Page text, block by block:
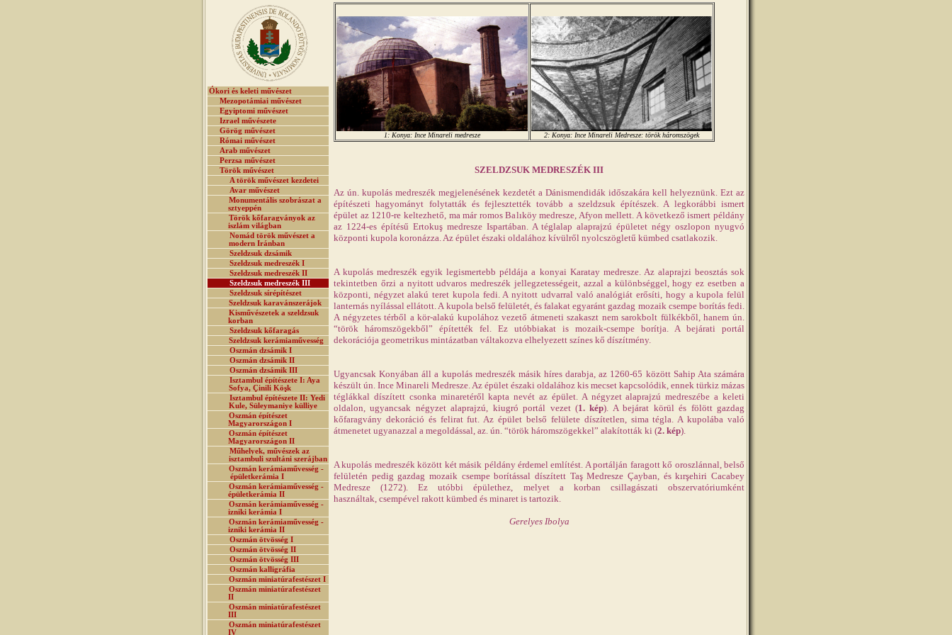
Ókori és keleti művészet
Mezopotámiai művészet
Egyiptomi művészet
Izrael művészete
Görög művészet
Római művészet
Arab művészet
Perzsa művészet
Török művészet
A török művészet kezdetei
Avar művészet
Monumentális szobrászat a
sztyeppén
Török kőfaragványok az
iszlám világban
Nomád török művészet a
modern Iránban
Szeldzsuk dzsámik
Szeldzsuk medreszék I
Szeldzsuk medreszék II
Szeldzsuk medreszék III
Szeldzsuk sírépítészet
Szeldzsuk karavánszerájok
Kisművészetek a szeldzsuk
korban
Szeldzsuk kőfaragás
Szeldzsuk kerámiaművesség
Oszmán dzsámik I
Oszmán dzsámik II
Oszmán dzsámik III
Isztambul építészete I: Aya
Sofya, Çinili Köşk
Isztambul építészete II: Yedi
Kule, Süleymaniye külliye
Oszmán építészet
Magyarországon I
Oszmán építészet
Magyarországon II
Műhelyek, művészek az
isztambuli szultáni szerájban
Oszmán kerámiaművesség -
épületkerámia I
Oszmán kerámiaművesség -
épületkerámia II
Oszmán kerámiaművesség -
izniki kerámia I
Oszmán kerámiaművesség -
izniki kerámia II
Oszmán ötvösség I
Oszmán ötvösség II
Oszmán ötvösség III
Oszmán kalligráfia
Oszmán miniatúrafestészet I
Oszmán miniatúrafestészet
II
Oszmán miniatúrafestészet
III
Oszmán miniatúrafestészet
IV
1: Konya: Ince Minareli medresze 2: Konya: Ince Minareli Medresze: török háromszögek
SZELDZSUK MEDRESZÉK III
Az ún. kupolás medreszék megjelenésének kezdetét a Dánismendidák időszakára kell helyeznünk. Ezt az
építészeti hagyományt folytatták és fejlesztették tovább a szeldzsuk építészek. A legkorábbi ismert
épület az 1210-re keltezhető, ma már romos Balıköy medresze, Afyon mellett. A következő ismert példány
az 1224-es építésű Ertokuş medresze Ispartában. A téglalap alaprajzú épületet négy oszlopon nyugvó
központi kupola koronázza. Az épület északi oldalához kívülről nyolcszögletű kümbed csatlakozik.
A kupolás medreszék egyik legismertebb példája a konyai Karatay medresze. Az alaprajzi beosztás sok
tekintetben őrzi a nyitott udvaros medreszék jellegzetességeit, azzal a különbséggel, hogy ez esetben a
központi, négyzet alakú teret kupola fedi. A nyitott udvarral való analógiát erősíti, hogy a kupola felül
lanternás nyílással ellátott. A kupola belső felületét, és falakat egyaránt gazdag mozaik csempe borítás fedi.
A négyzetes térből a kör-alakú kupolához vezető átmeneti szakaszt nem sarokbolt fülkékből, hanem ún.
“török háromszögekből” építették fel. Ez utóbbiakat is mozaik-csempe borítja. A bejárati portál
dekorációja geometrikus mintázatban váltakozva elhelyezett színes kő díszítmény.
Ugyancsak Konyában áll a kupolás medreszék másik híres darabja, az 1260-65 között Sahip Ata számára
készült ún. Ince Minareli Medresze. Az épület északi oldalához kis mecset kapcsolódik, ennek türkiz mázas
téglákkal díszített csonka minaretéről kapta nevét az épület. A négyzet alaprajzú medreszébe a keleti
oldalon, ugyancsak négyzet alaprajzú, kiugró portál vezet(1. kép). A bejárat körül és fölött gazdag
kőfaragvány dekoráció és felirat fut. Az épület belső felülete díszítetlen, sima tégla. A kupolába való
átmenetet ugyanazzal a megoldással, az. ún. “török háromszögekkel” alakították ki (2. kép).
A kupolás medreszék között két másik példány érdemel említést. A portálján faragott kő oroszlánnal, belső
felületén pedig gazdag mozaik csempe borítással díszített Taş Medresze Çayban, és kırşehiri Cacabey
Medresze (1272). Ez utóbbi épülethez, melyet a korban csillagászati obszervatóriumként
használtak, csempével rakott kümbed és minaret is tartozik.
Gerelyes Ibolya